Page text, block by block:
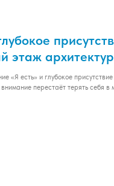
этаж
«Я есть» и глубокое
перестаёт терять себя в